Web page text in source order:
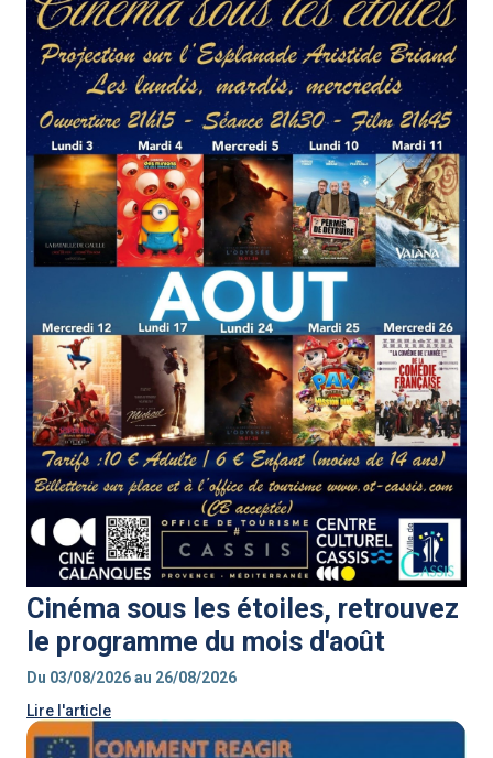
Cinéma sous les étoiles, retrouvez
le programme du mois d'août
Du 03/08/2026 au 26/08/2026
Lire l'article